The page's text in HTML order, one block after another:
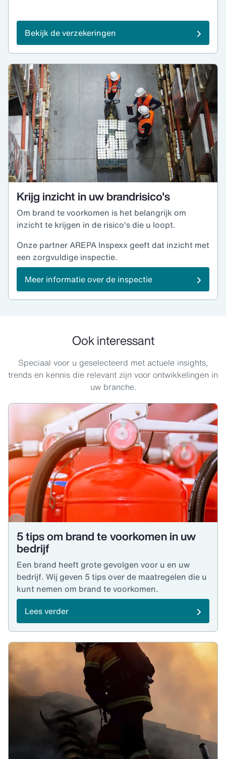
Bekijk de verzekeringen
Krijg inzicht in uw brandrisico's
Om brand te voorkomen is het belangrijk om
inzicht te krijgen in de risico's die u loopt.
Onze partner AREPA Inspexx geeft dat inzicht met
een zorgvuldige inspectie.
Meer informatie over de inspectie
Ook interessant
Speciaal voor u geselecteerd met actuele insights,
trends en kennis die relevant zijn voor ontwikkelingen in
uw branche.
5 tips om brand te voorkomen in uw
bedrijf
Een brand heeft grote gevolgen voor u en uw
bedrijf. Wij geven 5 tips over de maatregelen die u
kunt nemen om brand te voorkomen.
Lees verder